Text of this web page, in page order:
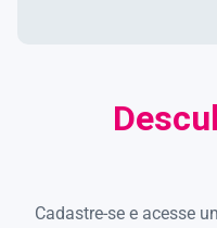
Cadastre-se e acesse